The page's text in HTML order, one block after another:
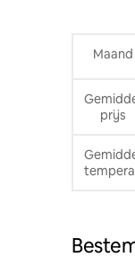
Maand
prijs